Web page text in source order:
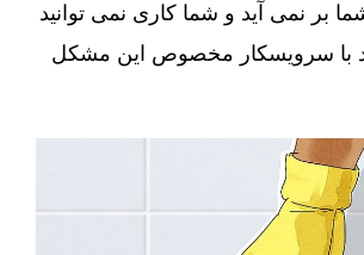
بر نمی آید و شما کاری نمی توانید
با سرویسکار مخصوص این مشکل